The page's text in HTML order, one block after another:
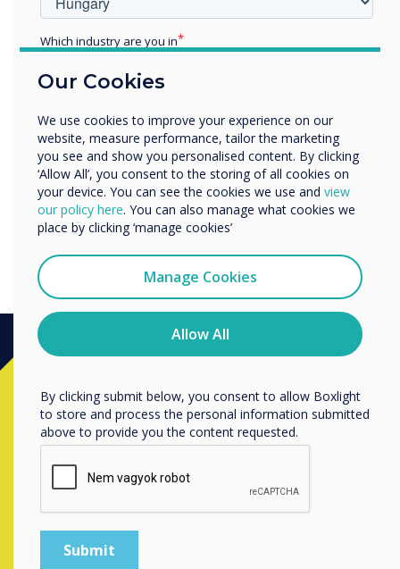
Diversity and Inclusion Guest Blog: Who
should own Diversity & Inclusion?
Készen áll a vásárlásra?
Lépjen kapcsolatba aClevertouch
szakértőjével az alábbi űrlap
kitöltésével
Our Cookies
We use cookies to improve your experience on our
website, measure performance, tailor the marketing
you see and show you personalised content. By clicking
‘Allow All’, you consent to the storing of all cookies on
your device. You can see the cookies we use and view
our policy here. You can also manage what cookies we
place by clicking ‘manage cookies’
Manage Cookies
Allow All
Which industry are you in
Enterprise
Organisation Name
We would like to contact you about our products and
services by email, phone, or post.
You may unsubscribe from these communications at any
time. For more information on how to unsubscribe, our
privacy practices, and how we are committed to
protecting and respecting your privacy, please review our
By clicking submit below, you consent to allow Boxlight
to store and process the personal information submitted
above to provide you the content requested.